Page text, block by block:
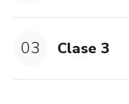
03 Clase 3